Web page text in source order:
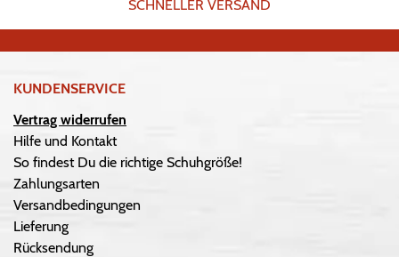
SCHNELLER VERSAND
KUNDENSERVICE
Vertrag widerrufen
Hilfe und Kontakt
So findest Du die richtige Schuhgröße!
Zahlungsarten
Versandbedingungen
Lieferung
Rücksendung